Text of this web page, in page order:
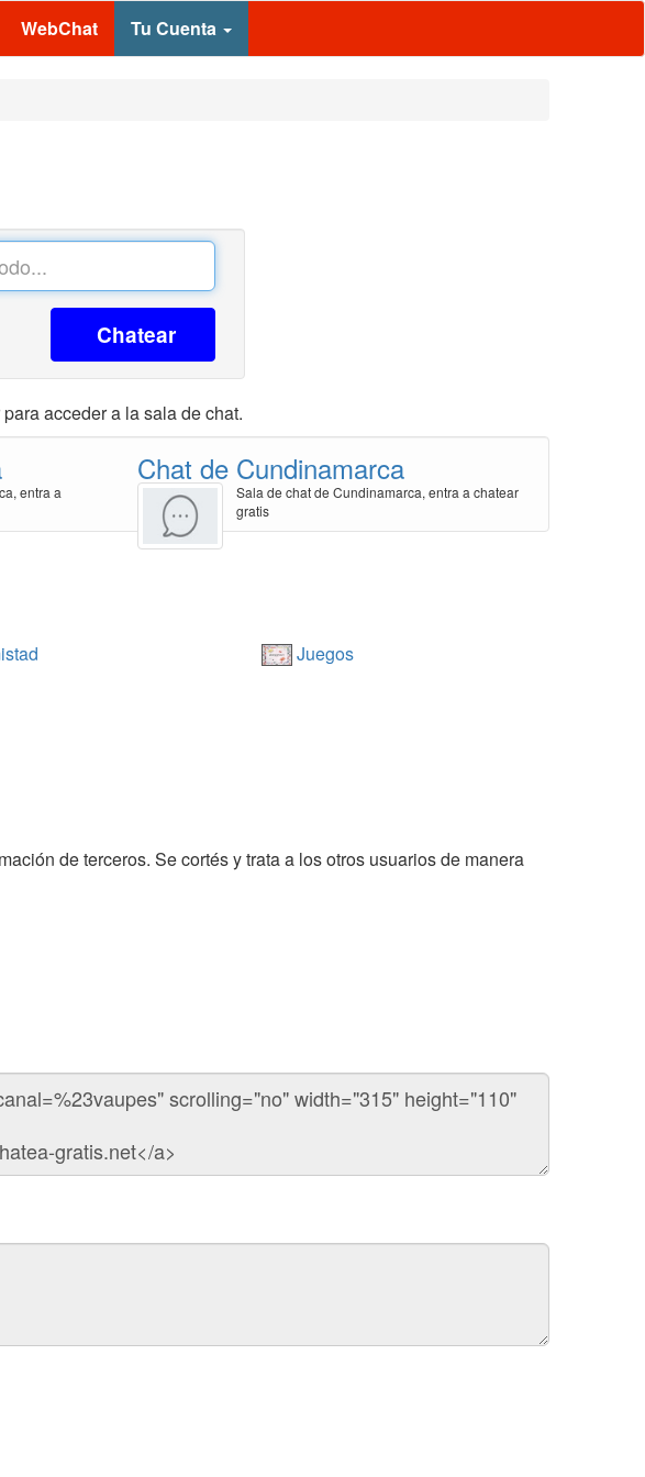
WebChat Tu Cuenta
Chatear
acceder a la sala de chat.
entra a
Chat de Cundinamarca
Sala de chat de Cundinamarca, entra a chatear
gratis
Juegos
de terceros. Se cortés y trata a los otros usuarios de manera